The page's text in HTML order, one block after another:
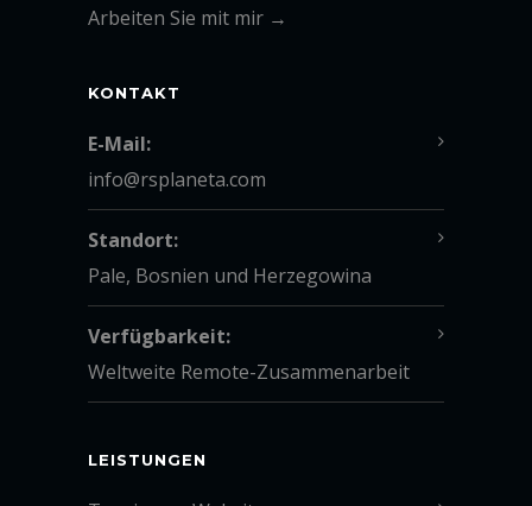
Arbeiten Sie mit mir →
KONTAKT
E-Mail:
info@rsplaneta.com
Standort:
Pale, Bosnien und Herzegowina
Verfügbarkeit:
Weltweite Remote-Zusammenarbeit
LEISTUNGEN